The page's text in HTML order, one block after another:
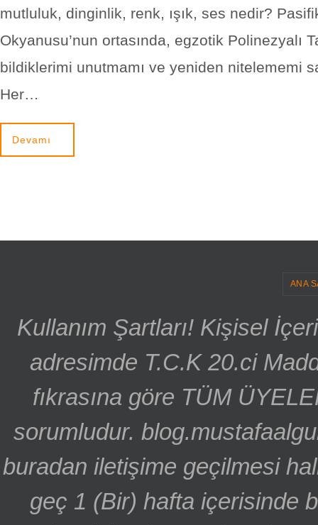
mutluluk, dinginlik, renk, ışık, ses nedir?
Okyanusu’nun ortasında, egzotik Polinezyalı
bildiklerimi unutmamı ve yeniden nitelememi
Her…
Devamı
ANA
Kullanım Şartları! Kişisel
adresimde T.C.K 20.ci
fıkrasına göre TÜM
sorumludur.
buradan iletişime geçilmesi
geç 1 (Bir) hafta içerisinde